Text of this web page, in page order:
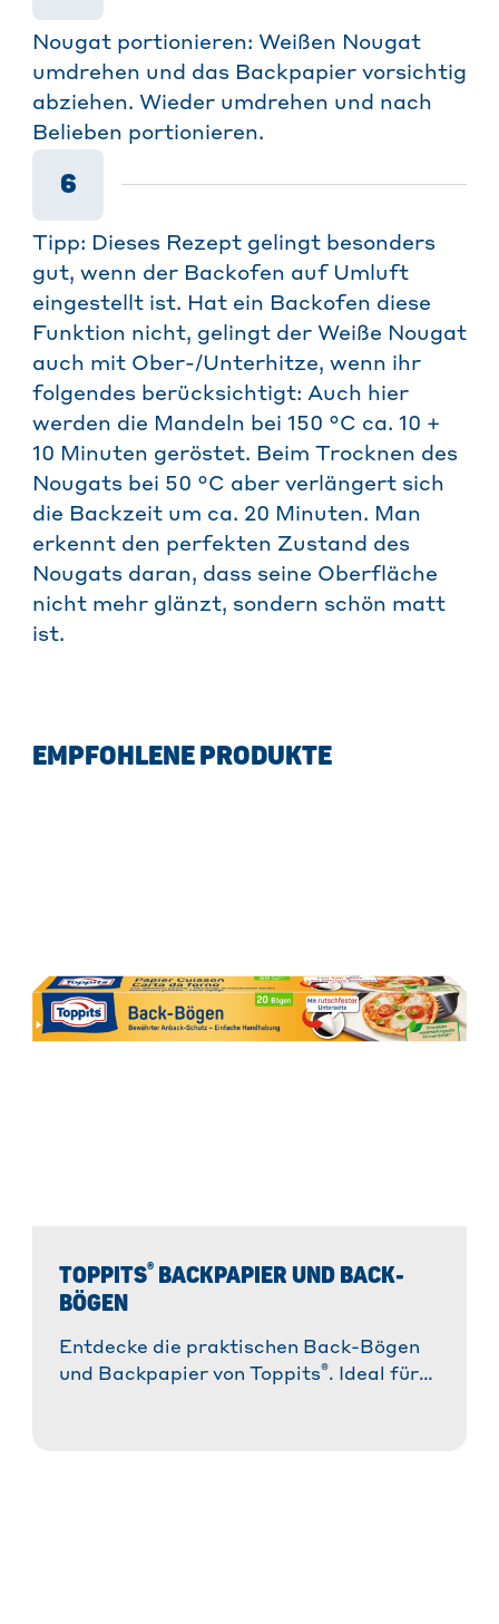
Nougat portionieren: Weißen Nougat
umdrehen und das Backpapier vorsichtig
abziehen. Wieder umdrehen und nach
Belieben portionieren.
6
Tipp: Dieses Rezept gelingt besonders
gut, wenn der Backofen auf Umluft
eingestellt ist. Hat ein Backofen diese
Funktion nicht, gelingt der Weiße Nougat
auch mit Ober-/Unterhitze, wenn ihr
folgendes berücksichtigt: Auch hier
werden die Mandeln bei 150 °C ca. 10 +
10 Minuten geröstet. Beim Trocknen des
Nougats bei 50 °C aber verlängert sich
die Backzeit um ca. 20 Minuten. Man
erkennt den perfekten Zustand des
Nougats daran, dass seine Oberfläche
nicht mehr glänzt, sondern schön matt
ist.
EMPFOHLENE PRODUKTE
TOPPITS® BACKPAPIER UND BACK-
BÖGEN
Entdecke die praktischen Back-Bögen
und Backpapier von Toppits®. Ideal für